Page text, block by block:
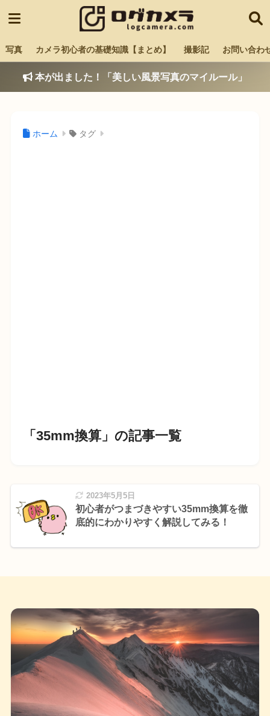
写真 カメラ初心者の基礎知識【まとめ】 撮影記 お問い合わ
本が出ました！「美しい風景写真のマイルール」
ホーム タグ
「35mm換算」の記事一覧
2023年5月5日
初心者がつまづきやすい35mm換算を徹
底的にわかりやすく解説してみる！